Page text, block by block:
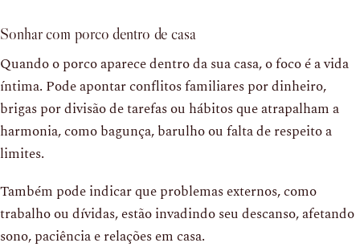
Sonhar com porco dentro de casa
Quando o porco aparece dentro da sua casa, o foco é a vida
íntima. Pode apontar conflitos familiares por dinheiro,
brigas por divisão de tarefas ou hábitos que atrapalham a
harmonia, como bagunça, barulho ou falta de respeito a
limites.
Também pode indicar que problemas externos, como
trabalho ou dívidas, estão invadindo seu descanso, afetando
sono, paciência e relações em casa.